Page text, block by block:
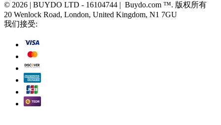
© 2026 | BUYDO LTD - 16104744 | Buydo.com ™. 版权所有
20 Wenlock Road, London, United Kingdom, N1 7GU
我们接受: